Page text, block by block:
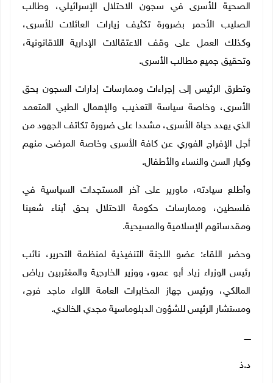
الصحية للأسرى في سجون الاحتلال الإسرائيلي، وطالب
الصليب الأحمر بضرورة تكثيف زيارات العائلات للأسرى،
وكذلك العمل على وقف الاعتقالات الإدارية اللاقانونية،
وتحقيق جميع مطالب الأسرى.
وتطرق الرئيس إلى إجراءات وممارسات إدارات السجون بحق
الأسرى، وخاصة سياسة التعذيب والإهمال الطبي المتعمد
الذي يهدد حياة الأسرى، مشددا على ضرورة تكاتف الجهود من
أجل الإفراج الفوري عن كافة الأسرى وخاصة المرضى منهم
وكبار السن والنساء والأطفال.
وأطلع سيادته، ماورير على آخر المستجدات السياسية في
فلسطين، وممارسات حكومة الاحتلال بحق أبناء شعبنا
ومقدساتهم الإسلامية والمسيحية.
وحضر اللقاء: عضو اللجنة التنفيذية لمنظمة التحرير، نائب
رئيس الوزراء زياد أبو عمرو، ووزير الخارجية والمغتربين رياض
المالكي، ورئيس جهاز المخابرات العامة اللواء ماجد فرج،
ومستشار الرئيس للشؤون الدبلوماسية مجدي الخالدي.
ـــــ
د.ذ